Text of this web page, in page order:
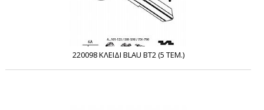
220098 ΚΛΕΙΔΙ BLAU BT2 (5 ΤΕΜ.)